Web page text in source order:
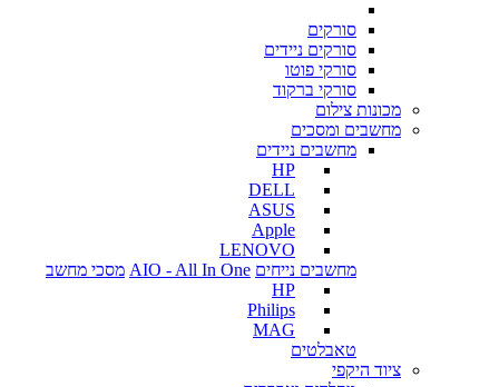
סורקים
סורקים ניידים
סורקי פוטו
סורקי ברקוד
מכונות צילום
מחשבים ומסכים
מחשבים ניידים
HP
DELL
ASUS
Apple
LENOVO
מחשבים נייחים AIO - All In One מסכי מחשב
HP
Philips
MAG
טאבלטים
ציוד היקפי